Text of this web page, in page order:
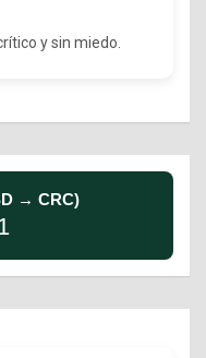
y sin miedo.
→ CRC)